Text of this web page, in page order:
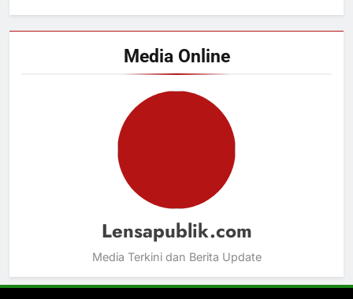
Media Online
Lensapublik.com
Media Terkini dan Berita Update